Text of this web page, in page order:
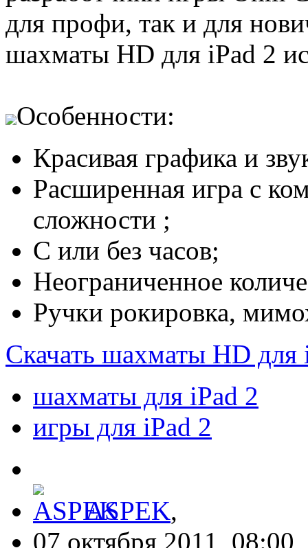
для профи, так и для
шахматы HD для iPad 2
Особенности:
Красивая графика и
Расширенная игра с
сложности ;
С или без часов;
Неограниченное
Ручки рокировка,
Скачать шахматы HD для
шахматы для iPad 2
игры для iPad 2
ASPEK,
07 октября 2011, 08:00